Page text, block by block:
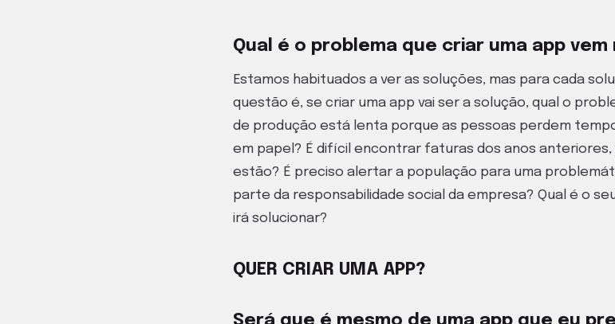
Qual é o problema que criar uma app
Estamos habituados a ver as soluções, mas para cada
questão é, se criar uma app vai ser a solução, qual o
de produção está lenta porque as pessoas perdem
em papel? É difícil encontrar faturas dos anos
estão? É preciso alertar a população para uma
parte da responsabilidade social da empresa? Qual é o
irá solucionar?
QUER CRIAR UMA APP?